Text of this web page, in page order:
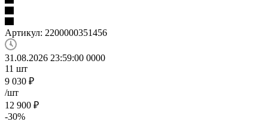
Артикул: 2200000351456
31.08.2026 23:59:00 0000
11 шт
9 030 ₽
/шт
12 900 ₽
-30%